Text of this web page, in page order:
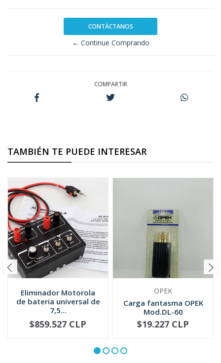
CONTÁCTANOS
← Continue Comprando
COMPARTIR
TAMBIÉN TE PUEDE INTERESAR
Eliminador Motorola
de bateria universal de
7,5...
+
$859.527 CLP
OPEK
Carga fantasma OPEK
Mod.DL-60
+
$19.227 CLP